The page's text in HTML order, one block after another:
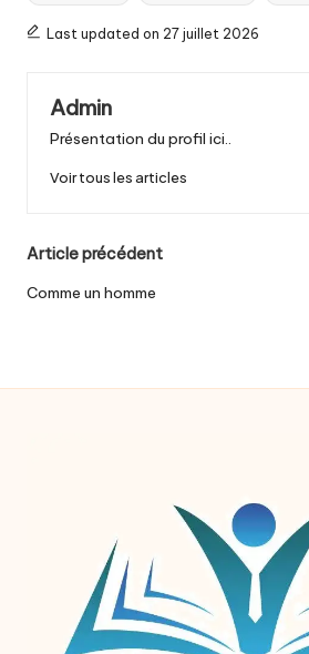
Last updated on 27 juillet 2026
Admin
Présentation du profil ici..
Voir tous les articles
Post
navigation
Article précédent
Comme un homme